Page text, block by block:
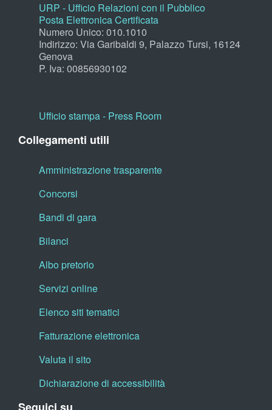
URP - Ufficio Relazioni con il Pubblico
Posta Elettronica Certificata
Numero Unico: 010.1010
Indirizzo: Via Garibaldi 9, Palazzo Tursi, 16124
Genova
P. Iva: 00856930102
Ufficio stampa - Press Room
Collegamenti utili
Amministrazione trasparente
Concorsi
Bandi di gara
Bilanci
Albo pretorio
Servizi online
Elenco siti tematici
Fatturazione elettronica
Valuta il sito
Dichiarazione di accessibilità